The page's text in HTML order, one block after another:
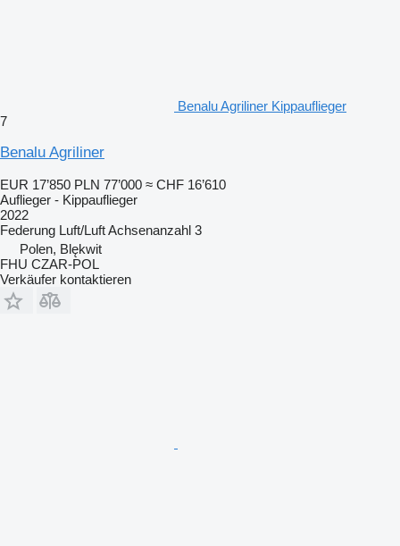
Benalu Agriliner Kippauflieger
7
Benalu Agriliner
EUR 17’850 PLN 77’000 ≈ CHF 16’610
Auflieger - Kippauflieger
2022
Federung Luft/LuftAchsenanzahl 3
Polen, Blękwit
FHU CZAR-POL
Verkäufer kontaktieren